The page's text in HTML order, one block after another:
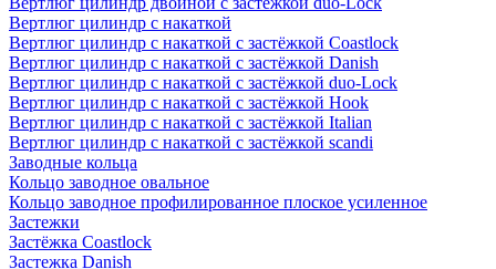
Вертлюг цилиндр с накаткой
Вертлюг цилиндр с накаткой с застёжкой Coastlock
Вертлюг цилиндр с накаткой с застёжкой Danish
Вертлюг цилиндр с накаткой с застёжкой duo-Lock
Вертлюг цилиндр с накаткой с застёжкой Hook
Вертлюг цилиндр с накаткой с застёжкой Italian
Вертлюг цилиндр с накаткой с застёжкой scandi
Заводные кольца
Кольцо заводное овальное
Кольцо заводное профилированное плоское усиленное
Застежки
Застёжка Coastlock
Застежка Danish